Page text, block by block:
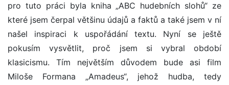
pro tuto práci byla kniha „ABC hudebních slohů“ ze
které jsem čerpal většinu údajů a faktů a také jsem v ní
našel inspiraci k uspořádání textu. Nyní se ještě
pokusím vysvětlit, proč jsem si vybral období
klasicismu. Tím největším důvodem bude asi film
Miloše Formana „Amadeus“, jehož hudba, tedy